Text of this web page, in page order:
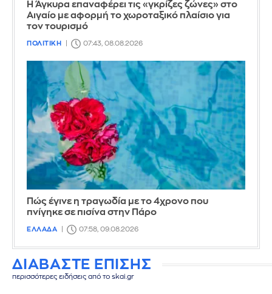
Η Άγκυρα επαναφέρει τις «γκρίζες ζώνες» στο
Αιγαίο με αφορμή το χωροταξικό πλαίσιο για
τον τουρισμό
ΠΟΛΙΤΙΚΗ 07:43, 08.08.2026
Πώς έγινε η τραγωδία με το 4χρονο που
πνίγηκε σε πισίνα στην Πάρο
ΕΛΛΑΔΑ 07:58, 09.08.2026
ΔΙΑΒΑΣΤΕ ΕΠΙΣΗΣ
περισσότερες ειδήσεις από το skai.gr